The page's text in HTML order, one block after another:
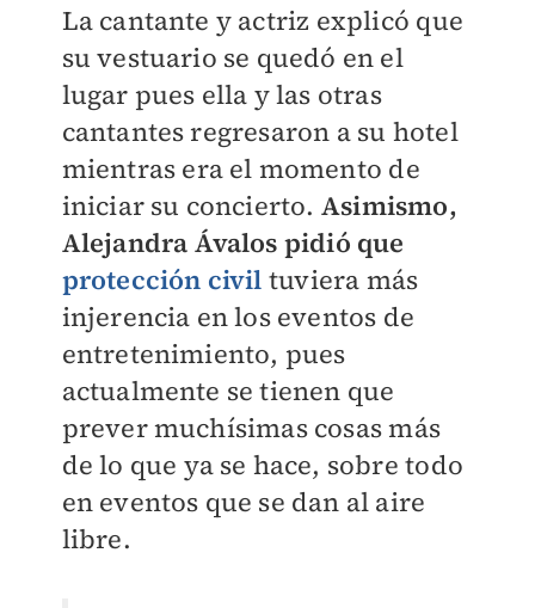
La cantante y actriz explicó que
su vestuario se quedó en el
lugar pues ella y las otras
cantantes regresaron a su hotel
mientras era el momento de
iniciar su concierto. Asimismo,
Alejandra Ávalos pidió que
protección civil tuviera más
injerencia en los eventos de
entretenimiento, pues
actualmente se tienen que
prever muchísimas cosas más
de lo que ya se hace, sobre todo
en eventos que se dan al aire
libre.